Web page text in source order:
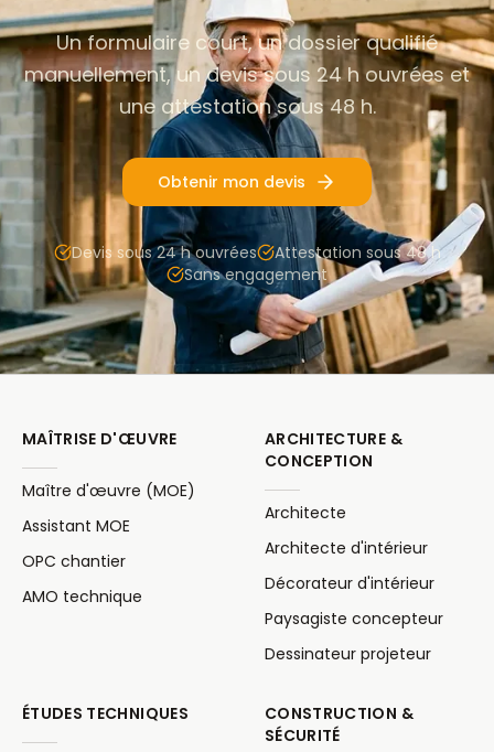
Un formulaire court, un dossier qualifié
manuellement, un devis sous 24 h ouvrées et
une attestation sous 48 h.
Obtenir mon devis
Devis sous 24 h ouvrées
Attestation sous 48 h
Sans engagement
MAÎTRISE D'ŒUVRE
Maître d'œuvre (MOE)
Assistant MOE
OPC chantier
AMO technique
ARCHITECTURE &
CONCEPTION
Architecte
Architecte d'intérieur
Décorateur d'intérieur
Paysagiste concepteur
Dessinateur projeteur
ÉTUDES TECHNIQUES
CONSTRUCTION &
SÉCURITÉ